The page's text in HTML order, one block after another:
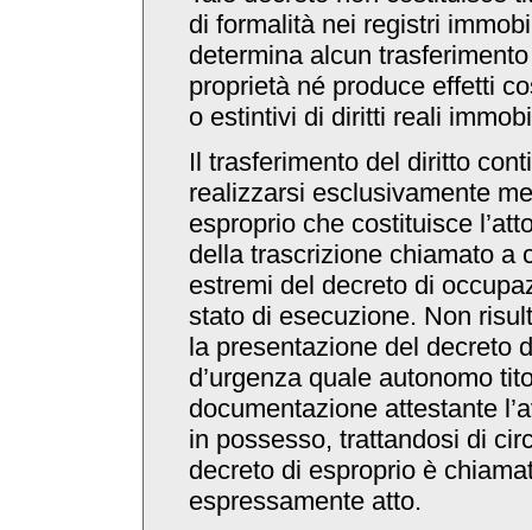
di formalità nei registri
determina alcun
proprietà né produce effetti
o estintivi di diritti reali
Il trasferimento del diritto
realizzarsi esclusivamente
esproprio che costituisce
della trascrizione chiamato a
estremi del decreto di
stato di esecuzione. Non
la presentazione del decreto
d’urgenza quale autonomo
documentazione attestante
in possesso, trattandosi di
decreto di esproprio è
espressamente atto.